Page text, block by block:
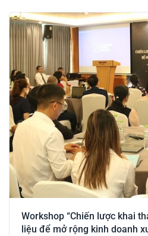
Workshop “Chiến lược khai
liệu để mở rộng kinh doanh